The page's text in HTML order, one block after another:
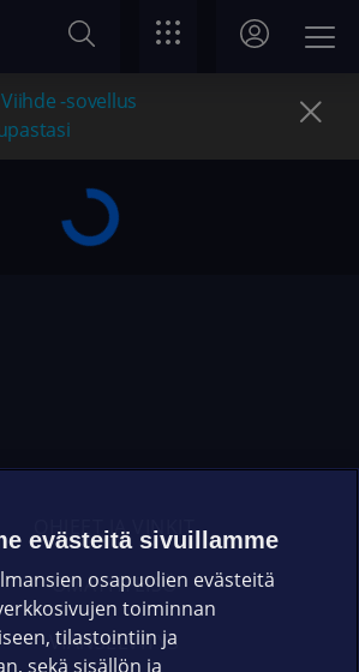
-sovellus
OHJEET JA VINKIT
OMAYHTEISÖ
VIANSELVITYS
evästeitä sivuillamme
osapuolien evästeitä
toiminnan
tilastointiin ja
sekä sisällön ja